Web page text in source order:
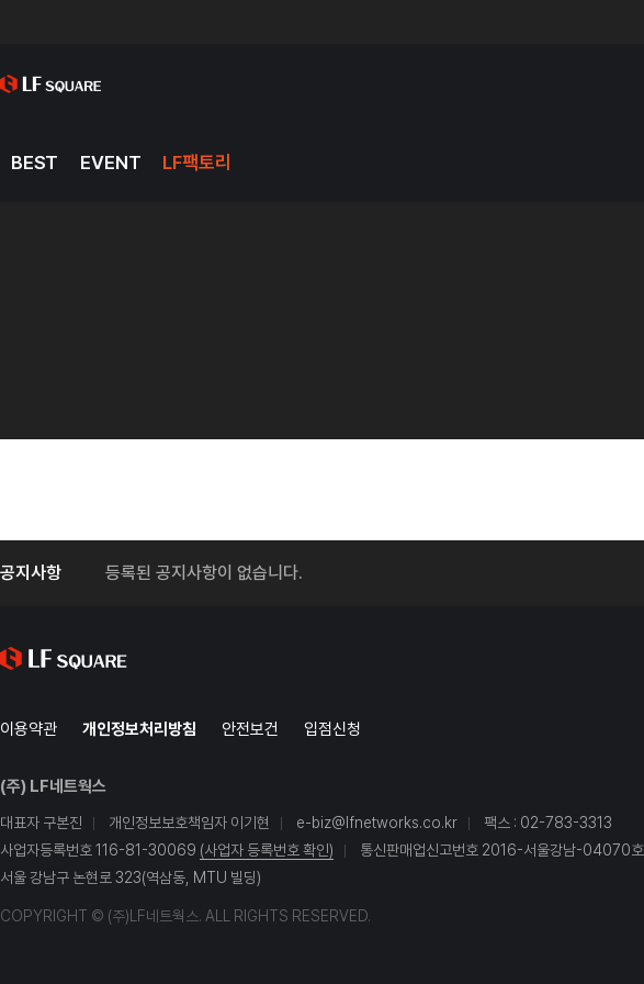
BEST EVENT LF팩토리
공지사항 등록된 공지사항이 없습니다.
이용약관 개인정보처리방침 안전보건 입점신청
(주) LF네트웍스
대표자 구본진 개인정보보호책임자 이기현 e-biz@lfnetworks.co.kr
팩스 : 02-783-3313
사업자등록번호 116-81-30069 (사업자 등록번호 확인)
통신판매업신고번호 2016-서울강남-04070호
서울 강남구 논현로 323(역삼동, MTU 빌딩)
COPYRIGHT © (주)LF네트웍스. ALL RIGHTS RESERVED.